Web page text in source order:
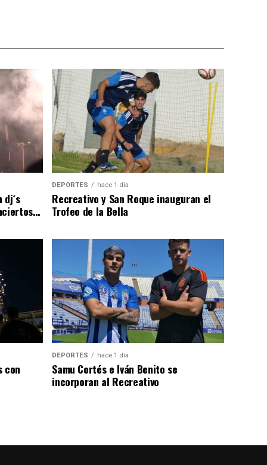
DEPORTES hace 1 día
Recreativo y San Roque inauguran el
Trofeo de la Bella
con
DEPORTES hace 1 día
Samu Cortés e Iván Benito se
incorporan al Recreativo